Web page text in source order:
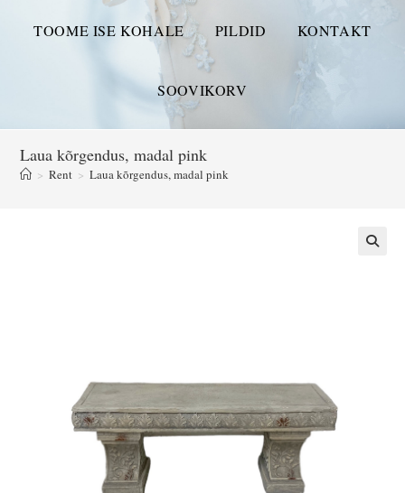
TOOME ISE KOHALE PILDID KONTAKT
SOOVIKORV
Laua kõrgendus, madal pink
> Rent > Laua kõrgendus, madal pink